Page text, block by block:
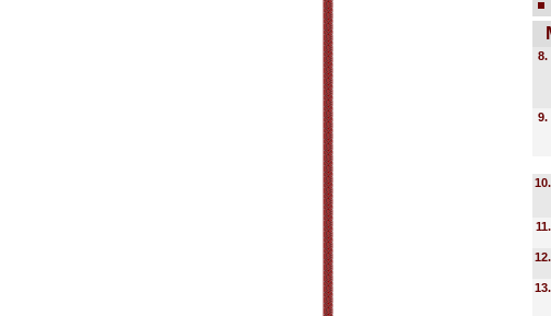
8.
9.
10.
11.
12.
13.